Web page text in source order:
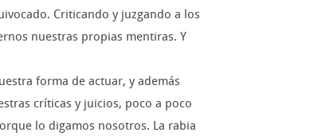
Criticando y juzgando a los
nuestras propias mentiras. Y
forma de actuar, y además
críticas y juicios, poco a poco
lo digamos nosotros. La rabia